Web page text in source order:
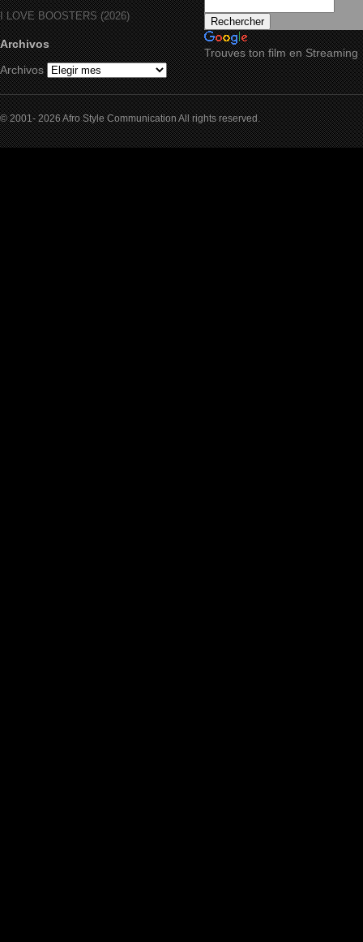
I LOVE BOOSTERS (2026)
Archivos
Archivos
Trouves ton film en Streaming
© 2001- 2026 Afro Style Communication All rights reserved.